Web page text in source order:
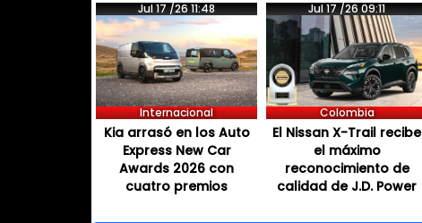
Jul 17 /26 11:48
Internacional
Kia arrasó en los Auto
Express New Car
Awards 2026 con
cuatro premios
Jul 17 /26 09:11
Colombia
El Nissan X-Trail recibe
el máximo
reconocimiento de
calidad de J.D. Power